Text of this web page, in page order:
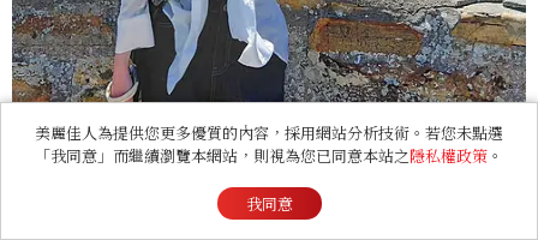
美麗佳人為提供您更多優質的內容，採用網站分析技術。若您未點選
「我同意」而繼續瀏覽本網站，則視為您已同意本站之隱私權政策 。
我同意